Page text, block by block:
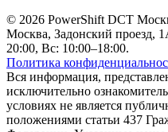
© 2026 PowerShift DCT
Москва, Задонский проезд,
20:00, Вс: 10:00–18:00.
Политика
Вся информация,
исключительно
условиях не является
положениями статьи 437